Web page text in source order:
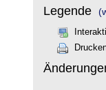
Legende